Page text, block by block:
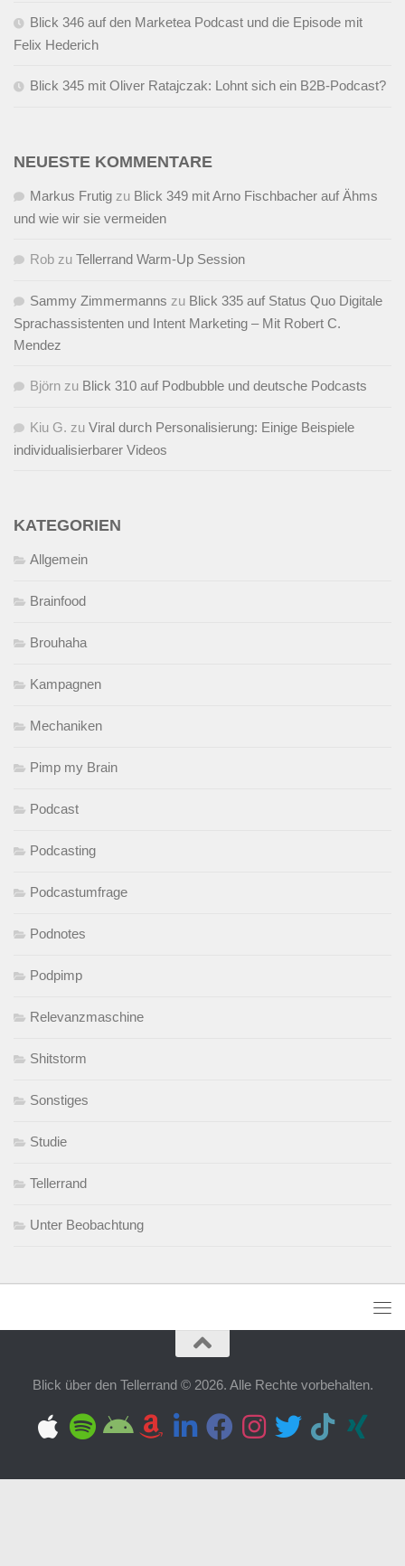
Blick 346 auf den Marketea Podcast und die Episode mit
Felix Hederich
Blick 345 mit Oliver Ratajczak: Lohnt sich ein B2B-Podcast?
NEUESTE KOMMENTARE
Markus Frutig zu Blick 349 mit Arno Fischbacher auf Ähms
und wie wir sie vermeiden
Rob zu Tellerrand Warm-Up Session
Sammy Zimmermanns zu Blick 335 auf Status Quo Digitale
Sprachassistenten und Intent Marketing – Mit Robert C.
Mendez
Björn zu Blick 310 auf Podbubble und deutsche Podcasts
Kiu G. zu Viral durch Personalisierung: Einige Beispiele
individualisierbarer Videos
KATEGORIEN
Allgemein
Brainfood
Brouhaha
Kampagnen
Mechaniken
Pimp my Brain
Podcast
Podcasting
Podcastumfrage
Podnotes
Podpimp
Relevanzmaschine
Shitstorm
Sonstiges
Studie
Tellerrand
Unter Beobachtung
Blick über den Tellerrand © 2026. Alle Rechte vorbehalten.